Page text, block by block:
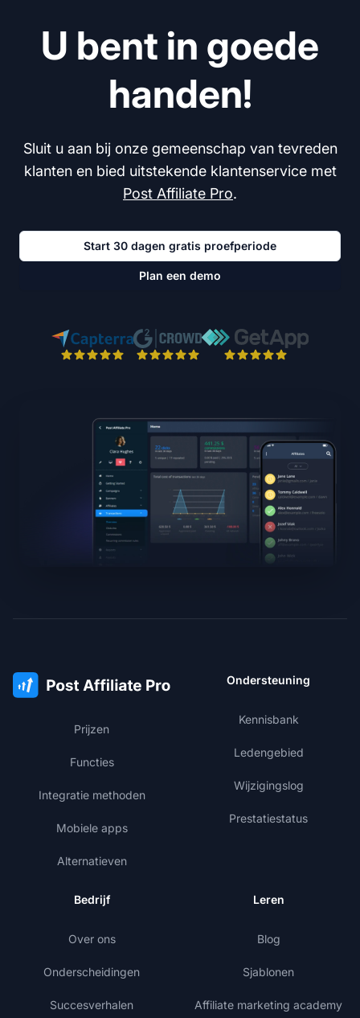
U bent in goede
handen!
Sluit u aan bij onze gemeenschap van tevreden
klanten en bied uitstekende klantenservice met
Post Affiliate Pro.
Start 30 dagen gratis proefperiode
Plan een demo
Prijzen
Functies
Integratie methoden
Mobiele apps
Alternatieven
Ondersteuning
Kennisbank
Ledengebied
Wijzigingslog
Prestatiestatus
Bedrijf
Over ons
Onderscheidingen
Succesverhalen
Leren
Blog
Sjablonen
Affiliate marketing academy